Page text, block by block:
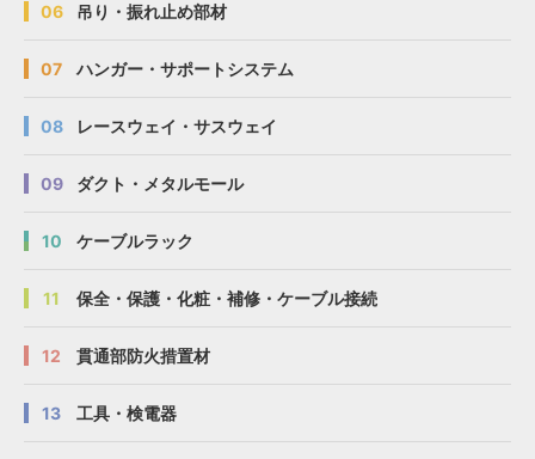
06 吊り・振れ止め部材
07 ハンガー・サポートシステム
08 レースウェイ・サスウェイ
09 ダクト・メタルモール
10 ケーブルラック
11 保全・保護・化粧・補修・ケーブル接続
12 貫通部防火措置材
13 工具・検電器